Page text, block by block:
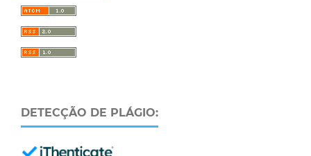
DETECÇÃO DE PLÁGIO: